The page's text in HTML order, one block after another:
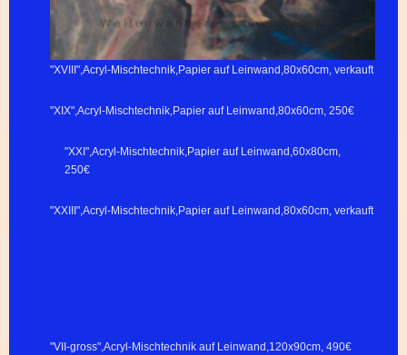
"XVIII",Acryl-Mischtechnik,Papier auf Leinwand,80x60cm, verkauft
"XIX",Acryl-Mischtechnik,Papier auf Leinwand,80x60cm, 250€
"XXI",Acryl-Mischtechnik,Papier auf Leinwand,60x80cm,
250€
"XXIII",Acryl-Mischtechnik,Papier auf Leinwand,80x60cm, verkauft
"VII-gross",Acryl-Mischtechnik auf Leinwand,120x90cm, 490€